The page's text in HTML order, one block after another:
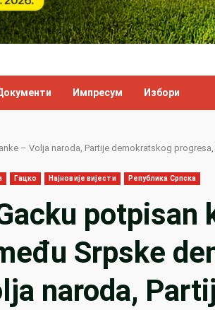
Импресум Избори
– Volja naroda, Partije demokratskog
Гацко Најновије вијести Република Српска
potpisan
Srpske
naroda,